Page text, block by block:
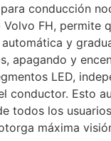
conducción
Volvo FH, permite
y
apagando y
LED,
conductor. Esto
todos los
máxima